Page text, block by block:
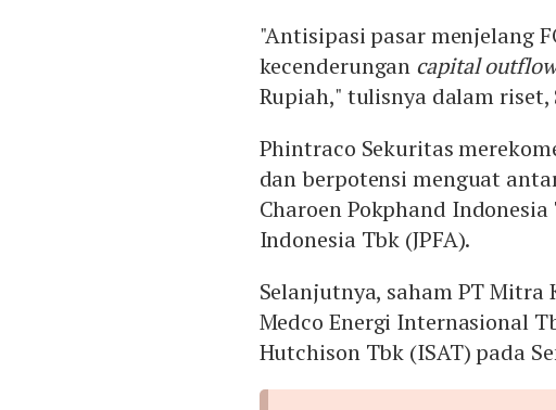
"Antisipasi pasar menjelang
kecenderungan capital
Rupiah," tulisnya dalam riset,
Phintraco Sekuritas
dan berpotensi menguat
Charoen Pokphand Indonesia
Indonesia Tbk (JPFA).
Selanjutnya, saham PT Mitra
Medco Energi Internasional
Hutchison Tbk (ISAT) pada